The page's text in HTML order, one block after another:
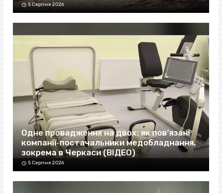
5 Серпня 2026
Одне провадження на двох: як пов’язані
компанії‐постачальники медобладнання,
зокрема в Черкаси (ВІДЕО)
5 Серпня 2026